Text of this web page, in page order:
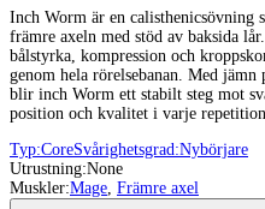
Inch Worm är en calisthenicsövning
främre axeln med stöd av baksida
bålstyrka, kompression och
genom hela rörelsebanan. Med
blir inch Worm ett stabilt steg mot
position och kvalitet i varje
Typ:CoreSvårighetsgrad:Nybörjare
Utrustning:None
Muskler:Mage, Främre axel